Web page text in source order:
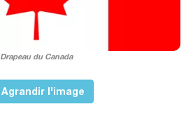
Drapeau du Canada
Agrandir l'image